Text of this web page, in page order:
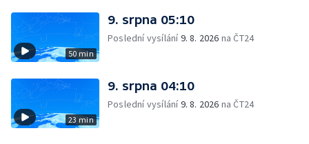
50 min
9. srpna 05:10
Poslední vysílání9. 8. 2026 na ČT24
23 min
9. srpna 04:10
Poslední vysílání9. 8. 2026 na ČT24